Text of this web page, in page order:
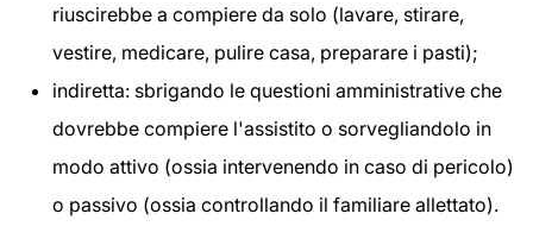
riuscirebbe a compiere da solo (lavare, stirare,
vestire, medicare, pulire casa, preparare i pasti);
indiretta: sbrigando le questioni amministrative che
dovrebbe compiere l'assistito o sorvegliandolo in
modo attivo (ossia intervenendo in caso di pericolo)
o passivo (ossia controllando il familiare allettato).